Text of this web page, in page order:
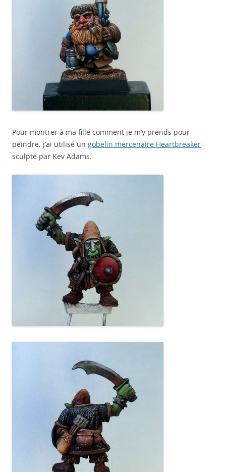
Pour montrer à ma fille comment je m’y prends pour
peindre, j’ai utilisé un gobelin mercenaire Heartbreaker
sculpté par Kev Adams.